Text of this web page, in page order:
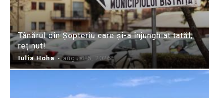
Tânărul din Șopteriu care și-a înjunghiat tatăl,
reținut!
Iulia Hoha - august 5, 2026